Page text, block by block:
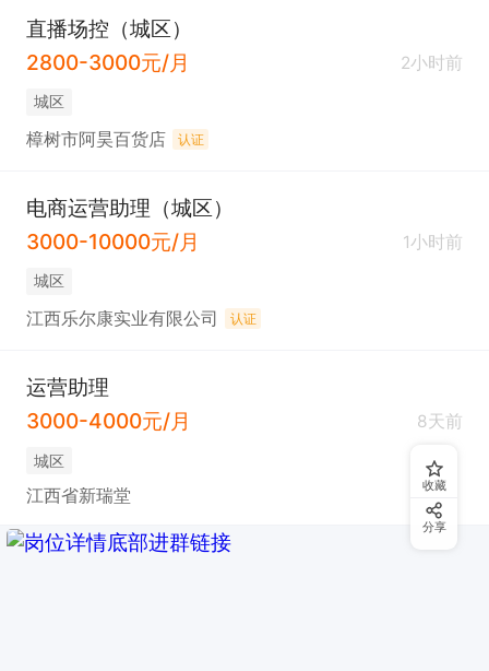
直播场控（城区）
2800-3000元/月
2小时前
城区
樟树市阿昊百货店 认证
电商运营助理（城区）
3000-10000元/月
1小时前
城区
江西乐尔康实业有限公司 认证
运营助理
3000-4000元/月
8天前
城区
江西省新瑞堂 收藏
分享